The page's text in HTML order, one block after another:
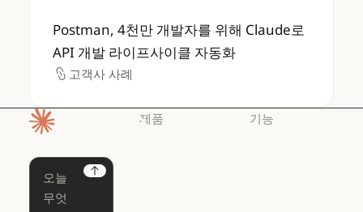
Postman, 4천만 개발자를 위해 Claude로
Postman, 4천만 개발자를 위해 Claude로
API 개발 라이프사이클 자동화
고객사 사례
고객사 사례
Next
제품 기능